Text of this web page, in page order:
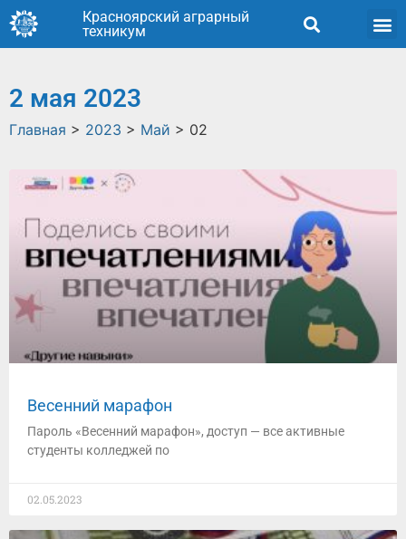
Красноярский аграрный
техникум
2 мая 2023
Главная > 2023 > Май > 02
Весенний марафон
Пароль «Весенний марафон», доступ — все активные
студенты колледжей по
02.05.2023